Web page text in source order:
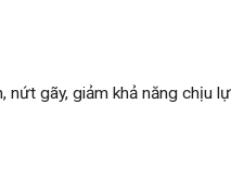
gãy, giảm khả năng chịu